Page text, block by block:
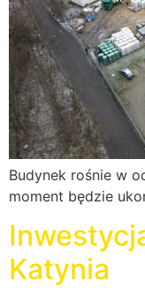
Budynek rośnie w
moment będzie
Katynia